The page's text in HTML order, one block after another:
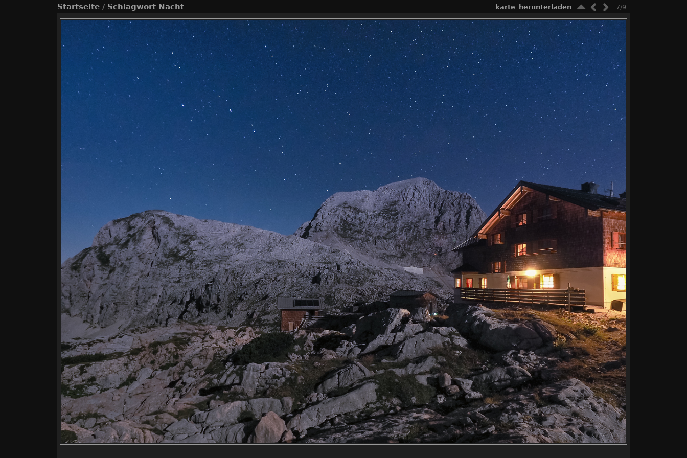
Startseite / Schlagwort Nacht 7/9
herunterladen
karte